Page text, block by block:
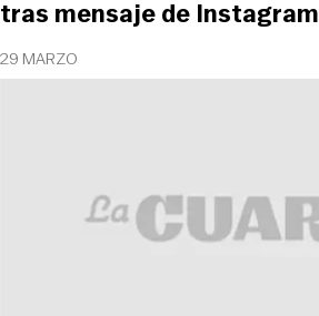
29 MARZO
tras mensaje de Instagram